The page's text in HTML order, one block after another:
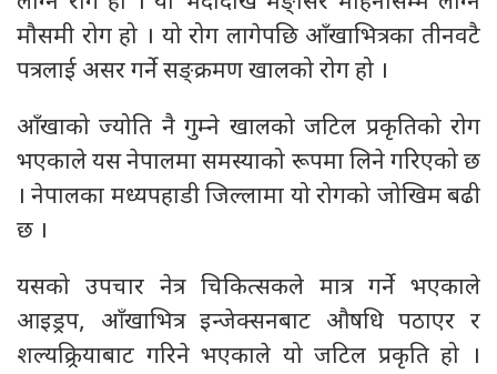
मौसमी रोग हो । यो रोग लागेपछि आँखाभित्रका तीनवटै
पत्रलाई असर गर्ने सङ्क्रमण खालको रोग हो ।
आँखाको ज्योति नै गुम्ने खालको जटिल प्रकृतिको रोग
भएकाले यस नेपालमा समस्याको रूपमा लिने गरिएको छ
। नेपालका मध्यपहाडी जिल्लामा यो रोगको जोखिम बढी
छ ।
यसको उपचार नेत्र चिकित्सकले मात्र गर्ने भएकाले
आइड्रप, आँखाभित्र इन्जेक्सनबाट औषधि पठाएर र
शल्यक्र्रियाबाट गरिने भएकाले यो जटिल प्रकृति हो ।